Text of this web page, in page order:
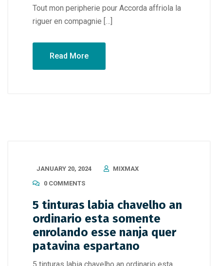
Tout mon peripherie pour Accorda affriola la
riguer en compagnie […]
Read More
JANUARY 20, 2024
MIXMAX
0 COMMENTS
5 tinturas labia chavelho an
ordinario esta somente
enrolando esse nanja quer
patavina espartano